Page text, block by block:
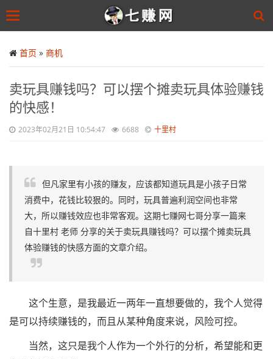
to
main
Toggle
首页 » 商机
卖玩具赚钱吗？可以摆个摊卖玩具体验赚钱
的快感！
2023年02月21日 10:54:47 6688 十里村
但凡家里有小孩的赚友，应该都知道玩具是小孩子日常
消费中，花钱比较狠的。同时，玩具普遍利润空间也非常
大，所以赚钱效应也非常客观。这期七赚网七哥分享一篇来
自十里村 老师 分享的关于卖玩具赚钱吗？可以摆个摊卖玩具
体验赚钱的快感方面的文章介绍。
这个生意，是我最近一两年一直想要做的，我个人觉得
是可以持续赚钱的，而且从某种角度来说，风险可控。
当然，这只是我个人作为一个外行的分析，希望能和更